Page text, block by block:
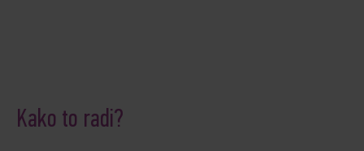
Kako to radi?